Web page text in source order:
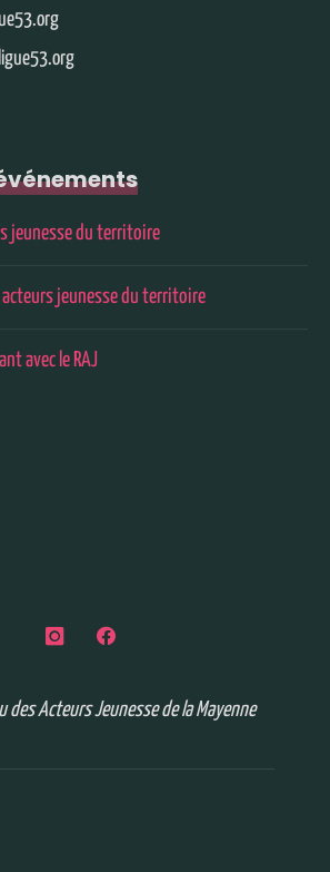
jeunesse du territoire
acteurs jeunesse du territoire
avec le RAJ
des Acteurs Jeunesse de la Mayenne